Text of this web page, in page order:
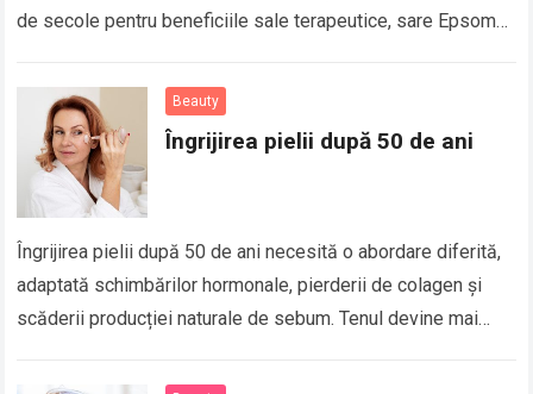
de secole pentru beneficiile sale terapeutice, sare Epsom
Beauty
Îngrijirea pielii după 50 de ani
Îngrijirea pielii după 50 de ani necesită o abordare diferită,
adaptată schimbărilor hormonale, pierderii de colagen și
scăderii producției naturale de sebum. Tenul devine mai